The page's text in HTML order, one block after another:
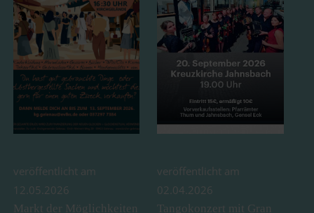
veröffentlicht am
12.05.2026
Markt der Möglichkeiten
veröffentlicht am
02.04.2026
Tangokonzert mit Gran